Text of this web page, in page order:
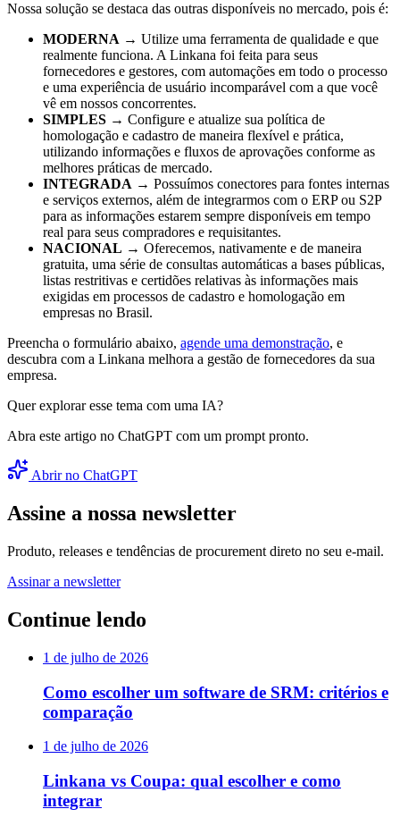
Nossa solução se destaca das outras disponíveis no mercado, pois é:
MODERNA → Utilize uma ferramenta de qualidade e que
realmente funciona. A Linkana foi feita para seus
fornecedores e gestores, com automações em todo o processo
e uma experiência de usuário incomparável com a que você
vê em nossos concorrentes.
SIMPLES → Configure e atualize sua política de
homologação e cadastro de maneira flexível e prática,
utilizando informações e fluxos de aprovações conforme as
melhores práticas de mercado.
INTEGRADA → Possuímos conectores para fontes internas
e serviços externos, além de integrarmos com o ERP ou S2P
para as informações estarem sempre disponíveis em tempo
real para seus compradores e requisitantes.
NACIONAL → Oferecemos, nativamente e de maneira
gratuita, uma série de consultas automáticas a bases públicas,
listas restritivas e certidões relativas às informações mais
exigidas em processos de cadastro e homologação em
empresas no Brasil.
Preencha o formulário abaixo, agende uma demonstração, e
descubra com a Linkana melhora a gestão de fornecedores da sua
empresa.
Quer explorar esse tema com uma IA?
Abra este artigo no ChatGPT com um prompt pronto.
Abrir no ChatGPT
Assine a nossa newsletter
Produto, releases e tendências de procurement direto no seu e-mail.
Assinar a newsletter
Continue lendo
1 de julho de 2026
Como escolher um software de SRM: critérios e
comparação
1 de julho de 2026
Linkana vs Coupa: qual escolher e como
integrar